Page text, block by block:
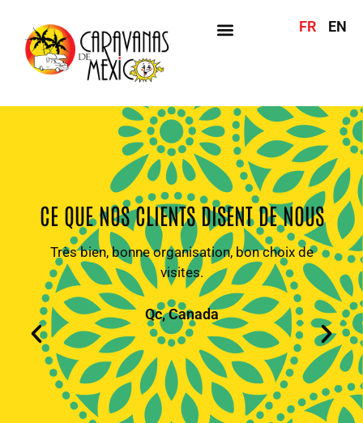
FR EN
CE QUE NOS CLIENTS DISENT DE NOUS
Très bien, bonne organisation, bon choix de
visites.
Qc, Canada